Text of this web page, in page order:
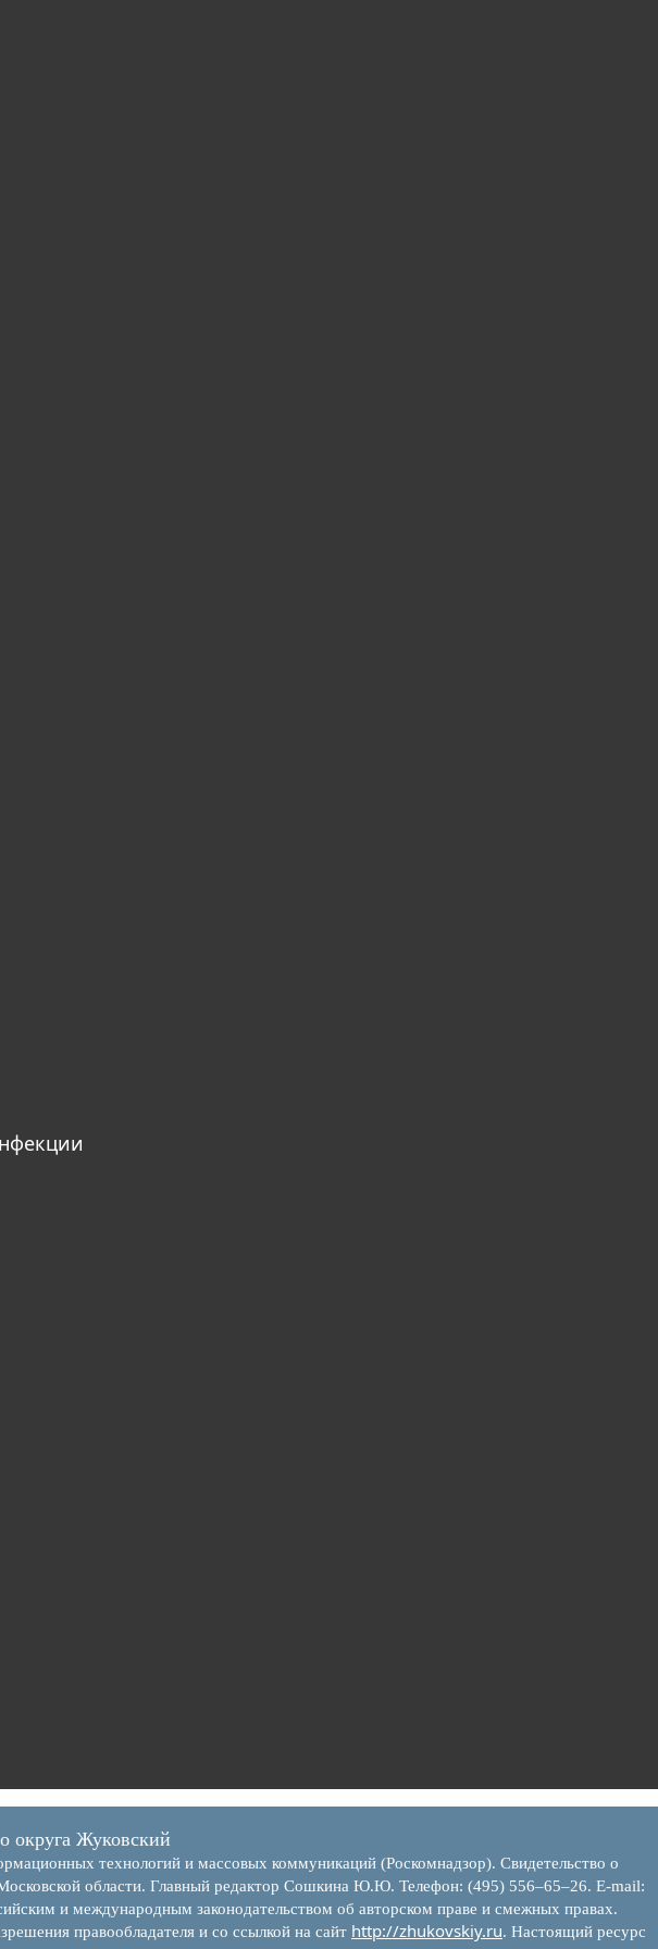
округа Жуковский
технологий и массовых коммуникаций (Роскомнадзор). Свидетельство о
области. Главный редактор Сошкина Ю.Ю. Телефон: (495) 556–65–26. E‑mail:
и международным законодательством об авторском праве и смежных правах.
правообладателя и со ссылкой на сайт http://zhukovskiy.ru. Настоящий ресурс